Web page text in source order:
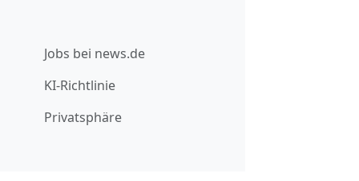
Jobs bei news.de
KI-Richtlinie
Privatsphäre